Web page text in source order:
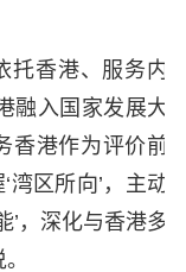
托香港、服务内
融入国家发展大
香港作为评价前
区所向’，主动
’，深化与香港多